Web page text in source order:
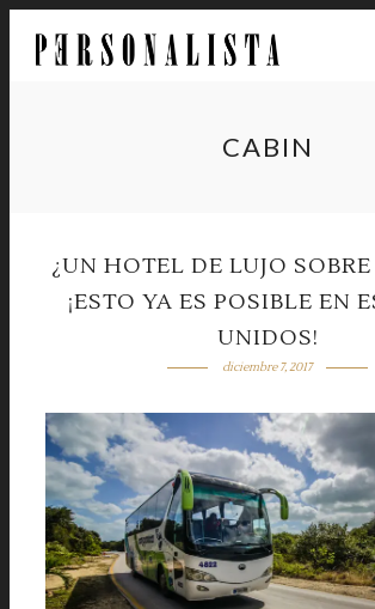
CABIN
¿UN HOTEL DE LUJO SOBRE
¡ESTO YA ES POSIBLE EN
UNIDOS!
diciembre 7, 2017